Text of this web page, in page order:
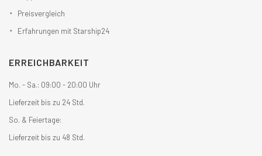
Preisvergleich
Erfahrungen mit Starship24
ERREICHBARKEIT
Mo. - Sa.: 09:00 - 20:00 Uhr
Lieferzeit bis zu 24 Std.
So. & Feiertage:
Lieferzeit bis zu 48 Std.